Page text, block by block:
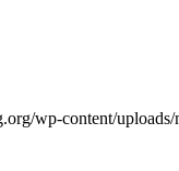
wp-content/